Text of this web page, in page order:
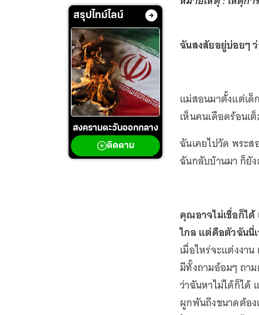
สรุปไทม์ไลน์
สงครามตะวันออกกลาง
ติดตาม
ฉันสงสัยอยู่บ่อยๆ
แม่สอนมาตั้งแต่เ
เห็นคนเดือดร้อนเ
ฉันเคยไปวัด พระส
ฉันกลับบ้านมา ก็ยั
คุณอาจไม่เชื่อก็ไ
ไกล แต่คือตัวฉันนี่
เมื่อไหร่จะแต่งงา
มีทั้งถามอ้อมๆ ถา
ว่าฉันหาไม่ได้ก็ได้
ผูกพันถึงขนาดต้อง